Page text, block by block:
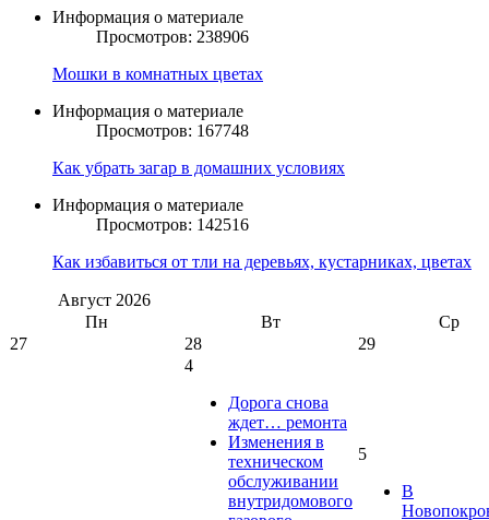
Информация о материале
Просмотров: 238906
Мошки в комнатных цветах
Информация о материале
Просмотров: 167748
Как убрать загар в домашних условиях
Информация о материале
Просмотров: 142516
Как избавиться от тли на деревьях, кустарниках, цветах
Август 2026
Пн
Вт
Ср
27
28
29
4
Дорога снова
ждет… ремонта
Изменения в
техническом
обслуживании
внутридомового
5
В